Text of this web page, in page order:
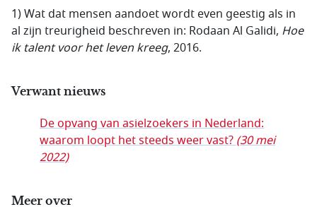
1) Wat dat mensen aandoet wordt even geestig als in
al zijn treurigheid beschreven in: Rodaan Al Galidi, Hoe
ik talent voor het leven kreeg, 2016.
Verwant nieuws
De opvang van asielzoekers in Nederland:
waarom loopt het steeds weer vast?(30 mei
2022)
Meer over